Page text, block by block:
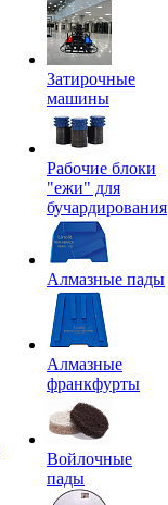
Затирочные
машины
Рабочие блоки
"ежи" для
бучардирования
Алмазные пады
Алмазные
франкфурты
Войлочные
пады